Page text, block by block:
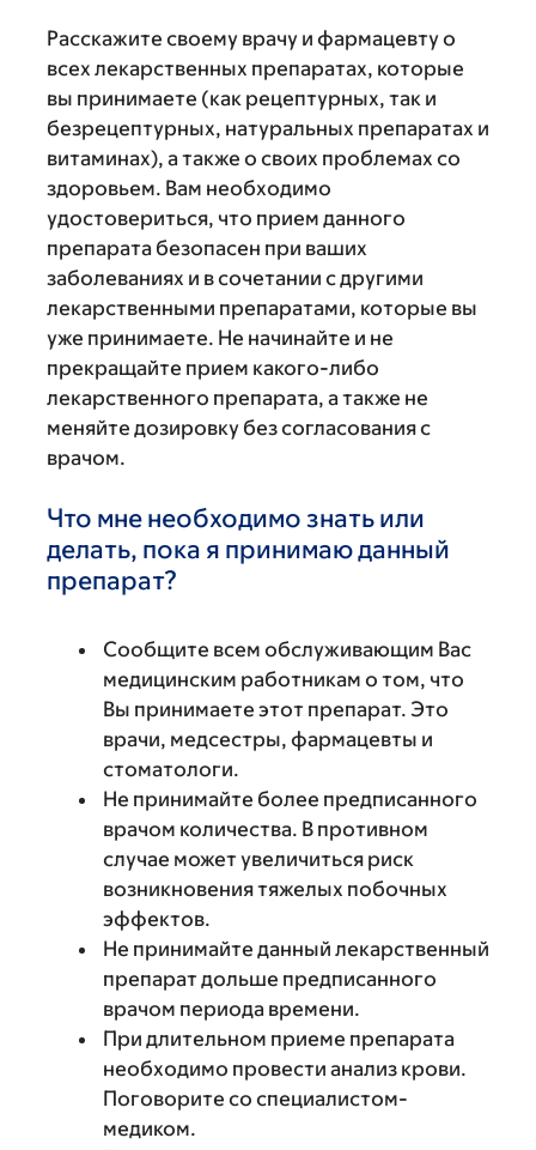
Расскажите своему врачу и фармацевту о
всех лекарственных препаратах, которые
вы принимаете (как рецептурных, так и
безрецептурных, натуральных препаратах и
витаминах), а также о своих проблемах со
здоровьем. Вам необходимо
удостовериться, что прием данного
препарата безопасен при ваших
заболеваниях и в сочетании с другими
лекарственными препаратами, которые вы
уже принимаете. Не начинайте и не
прекращайте прием какого-либо
лекарственного препарата, а также не
меняйте дозировку без согласования с
врачом.
Что мне необходимо знать или
делать, пока я принимаю данный
препарат?
Сообщите всем обслуживающим Вас
медицинским работникам о том, что
Вы принимаете этот препарат. Это
врачи, медсестры, фармацевты и
стоматологи.
Не принимайте более предписанного
врачом количества. В противном
случае может увеличиться риск
возникновения тяжелых побочных
эффектов.
Не принимайте данный лекарственный
препарат дольше предписанного
врачом периода времени.
При длительном приеме препарата
необходимо провести анализ крови.
Поговорите со специалистом-
медиком.